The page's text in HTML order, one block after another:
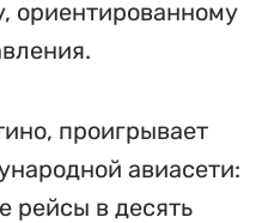
ориентированному
проигрывает
авиасети:
рейсы в десять